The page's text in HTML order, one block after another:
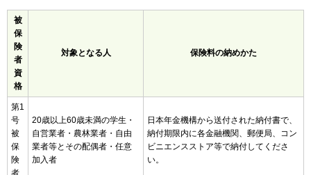
被
保
険
者
資
格
対象となる人 保険料の納めかた
第1
号
被
保
険
者
20歳以上60歳未満の学生・
自営業者・農林業者・自由
業者等とその配偶者・任意
加入者
日本年金機構から送付された納付書で、
納付期限内に各金融機関、郵便局、コン
ビニエンスストア等で納付してくださ
い。